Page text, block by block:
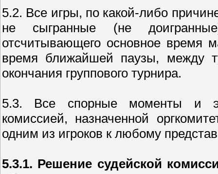
5.2. Все игры, по какой-либо
не сыгранные (не
отсчитывающего основное время
время ближайшей паузы, между
окончания группового турнира.
5.3. Все спорные моменты и
комиссией, назначенной
одним из игроков к любому
5.3.1. Решение судейской